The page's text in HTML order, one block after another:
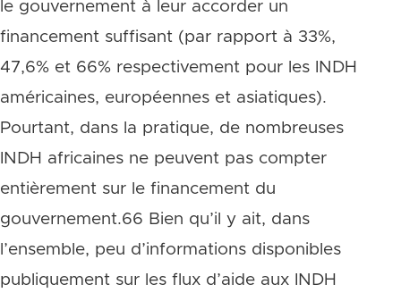
le gouvernement à leur accorder un
financement suffisant (par rapport à 33%,
47,6% et 66% respectivement pour les INDH
américaines, européennes et asiatiques).
Pourtant, dans la pratique, de nombreuses
INDH africaines ne peuvent pas compter
entièrement sur le financement du
gouvernement.66 Bien qu’il y ait, dans
l’ensemble, peu d’informations disponibles
publiquement sur les flux d’aide aux INDH